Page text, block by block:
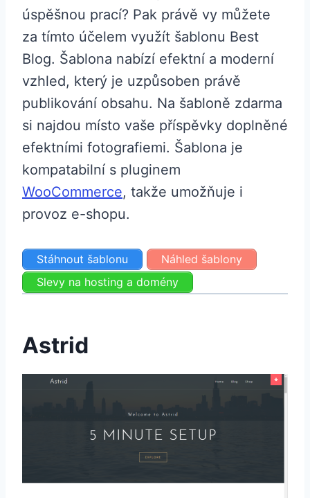
úspěšnou prací? Pak právě vy můžete
za tímto účelem využít šablonu Best
Blog. Šablona nabízí efektní a moderní
vzhled, který je uzpůsoben právě
publikování obsahu. Na šabloně zdarma
si najdou místo vaše příspěvky doplněné
efektními fotografiemi. Šablona je
kompatabilní s pluginem
WooCommerce, takže umožňuje i
provoz e-shopu.
Stáhnout šablonu
Náhled šablony
Slevy na hosting a domény
Astrid